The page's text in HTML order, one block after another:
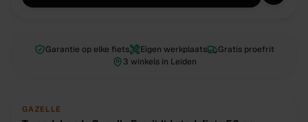
Garantie op elke fiets Eigen werkplaats
Gratis proefrit
3 winkels in Leiden
TWEEDEHANDS
GAZELLE